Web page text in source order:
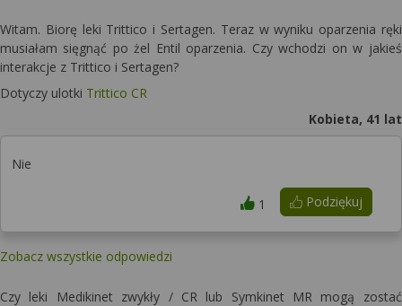
Witam. Biorę leki Trittico i Sertagen. Teraz w wyniku oparzenia ręki
musiałam sięgnąć po żel Entil oparzenia. Czy wchodzi on w jakieś
interakcje z Trittico i Sertagen?
Dotyczy ulotki Trittico CR
Kobieta, 41 lat
Nie
Podziękuj
1
Zobacz wszystkie odpowiedzi
Czy leki Medikinet zwykły / CR lub Symkinet MR mogą zostać